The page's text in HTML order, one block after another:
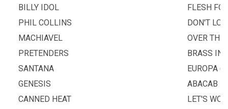
BILLY IDOL
FLESH
PHIL COLLINS
DON'T
MACHIAVEL
OVER THE
PRETENDERS
BRASS IN
SANTANA
EUROPA
GENESIS
ABACAB
CANNED HEAT
LET'S